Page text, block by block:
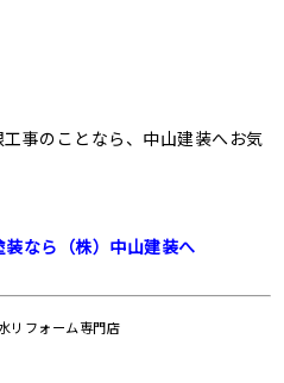
事のことなら、中山建装へお気
なら（株）中山建装へ
リフォーム専門店